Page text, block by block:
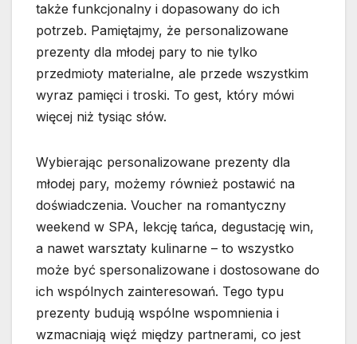
także funkcjonalny i dopasowany do ich
potrzeb. Pamiętajmy, że personalizowane
prezenty dla młodej pary to nie tylko
przedmioty materialne, ale przede wszystkim
wyraz pamięci i troski. To gest, który mówi
więcej niż tysiąc słów.
Wybierając personalizowane prezenty dla
młodej pary, możemy również postawić na
doświadczenia. Voucher na romantyczny
weekend w SPA, lekcję tańca, degustację win,
a nawet warsztaty kulinarne – to wszystko
może być spersonalizowane i dostosowane do
ich wspólnych zainteresowań. Tego typu
prezenty budują wspólne wspomnienia i
wzmacniają więź między partnerami, co jest